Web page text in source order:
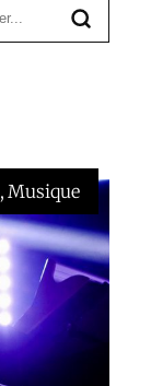
, Musique